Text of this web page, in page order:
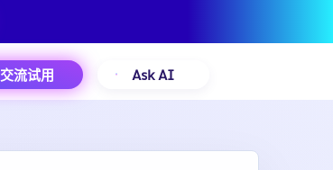
交流试用 Ask AI